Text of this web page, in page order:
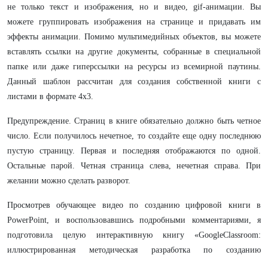
не только текст и изображения, но и видео, gif-анимации. Вы
можете группировать изображения на странице и придавать им
эффекты анимации. Помимо мультимедийных объектов, вы можете
вставлять ссылки на другие документы, собранные в специальной
папке или даже гиперссылки на ресурсы из всемирной паутины.
Данный шаблон рассчитан для создания собственной книги с
листами в формате 4х3.
Предупреждение. Страниц в книге обязательно должно быть четное
число. Если получилось нечетное, то создайте еще одну последнюю
пустую страницу. Первая и последняя отображаются по одной.
Остальные парой. Четная страница слева, нечетная справа. При
желании можно сделать разворот.
Просмотрев обучающее видео по созданию цифровой книги в
PowerPoint, и воспользовавшись подробными комментариями, я
подготовила целую интерактивную книгу «GoogleClassroom:
иллюстрированная методическая разработка по созданию